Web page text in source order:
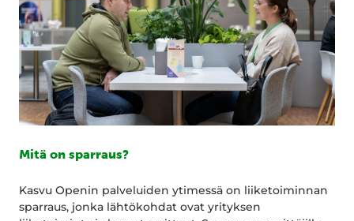
Mitä on sparraus?
Kasvu Openin palveluiden ytimessä on liiketoiminnan
sparraus, jonka lähtökohdat ovat yrityksen